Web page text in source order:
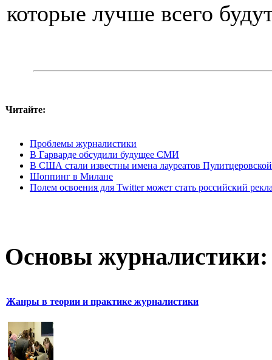
которые лучше всего
Читайте:
Проблемы журналистики
В Гарварде обсудили будущее СМИ
В США стали известны имена лауреатов
Шоппинг в Милане
Полем освоения для Twitter может стать российский
Основы журналистики:
Жанры в теории и практике журналистики